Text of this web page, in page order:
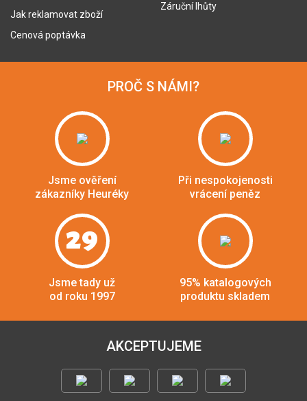
Jak reklamovat zboží
Cenová poptávka
Záruční lhůty
PROČ S NÁMI?
Jsme ověření
zákazníky Heuréky
Při nespokojenosti
vrácení peněz
29
Jsme tady už
od roku 1997
95% katalogových
produktu skladem
AKCEPTUJEME